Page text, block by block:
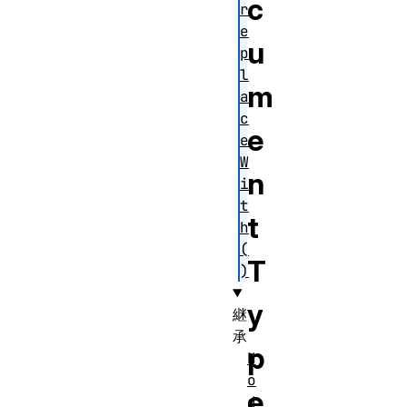
c
u
m
e
n
t
T
y
p
r
e
p
l
a
c
e
W
i
t
h
(
)
継
承
N
o
d